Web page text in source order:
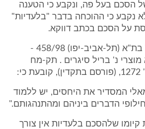
הסכם בעל פה, ונקבע כי הטענה
נקבע כי ההוכחה בדבר "בלעדיות"
על הסכם בכתב דווקא.
כב' השופטת פלפל בת"א (תל-אביב-יפו) 458/98 -
מוצרי נ' בריל סיגרים . תק-מח
המסדיר את היחסים, יש ללמוד
הדברים ביניהם ומהתנהגותם."
שלהסכם בלעדיות אין צורך